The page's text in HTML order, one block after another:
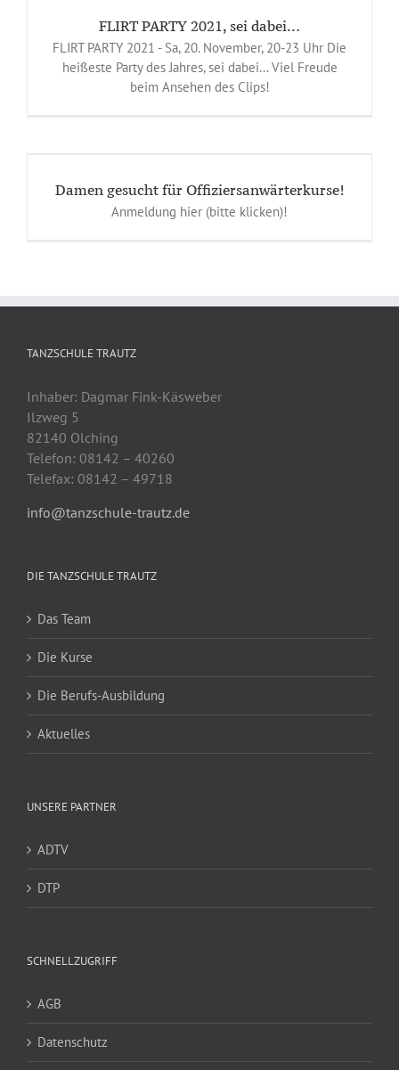
FLIRT PARTY 2021, sei dabei…
FLIRT PARTY 2021 - Sa, 20. November, 20-23 Uhr Die
heißeste Party des Jahres, sei dabei... Viel Freude
beim Ansehen des Clips!
Damen gesucht für Offiziersanwärterkurse!
Anmeldung hier (bitte klicken)!
TANZSCHULE TRAUTZ
Inhaber: Dagmar Fink-Käsweber
Ilzweg 5
82140 Olching
Telefon: 08142 – 40260
Telefax: 08142 – 49718
info@tanzschule-trautz.de
DIE TANZSCHULE TRAUTZ
Das Team
Die Kurse
Die Berufs-Ausbildung
Aktuelles
UNSERE PARTNER
ADTV
DTP
SCHNELLZUGRIFF
AGB
Datenschutz